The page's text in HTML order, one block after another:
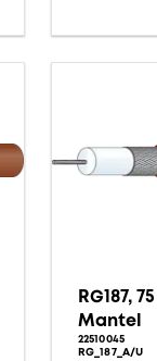
RG187,
Mantel
22510045
RG_187_A/U